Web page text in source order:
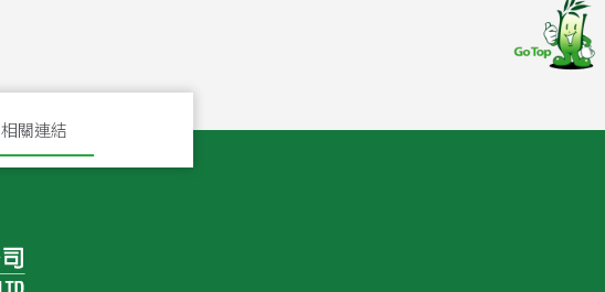
相關連結